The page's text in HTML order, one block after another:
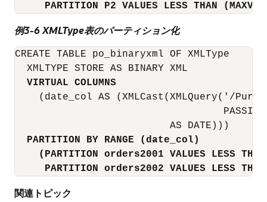
PARTITION P2 VALUES LESS THAN
例3-6 XMLType表のパーティション化
CREATE TABLE po_binaryxml OF XMLType
  XMLTYPE STORE AS BINARY XML
VIRTUAL COLUMNS
(date_col AS (XMLCast(XMLQuery('/
                          AS DATE)))
PARTITION BY RANGE (date_col)
(PARTITION orders2001 VALUES LESS
PARTITION orders2002 VALUES LESS
関連トピック